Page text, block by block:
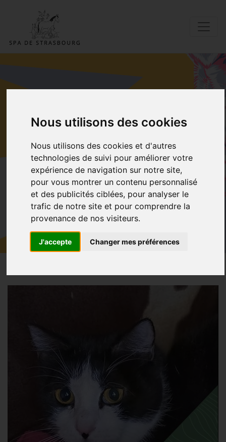
Nous utilisons des cookies
Nous utilisons des cookies et d'autres
technologies de suivi pour améliorer votre
expérience de navigation sur notre site,
pour vous montrer un contenu personnalisé
et des publicités ciblées, pour analyser le
trafic de notre site et pour comprendre la
provenance de nos visiteurs.
J'accepte Changer mes préférences
ADOPTER UN DE
NOS
PENSIONNAIRES
Accueil Adopter Saxon